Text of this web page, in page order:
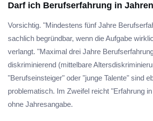
Darf ich Berufserfahrung in
Vorsichtig. "Mindestens fünf Jahre
sachlich begründbar, wenn die Aufgabe
verlangt. "Maximal drei Jahre
diskriminierend (mittelbare
"Berufseinsteiger" oder "junge Talente" sind
problematisch. Im Zweifel reicht "Erfahrung
ohne Jahresangabe.